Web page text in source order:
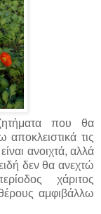
που θα
αποκλειστικά τις
ανοιχτά, αλλά
δεν θα ανεχτώ
χάριτος
αμφιβάλλω